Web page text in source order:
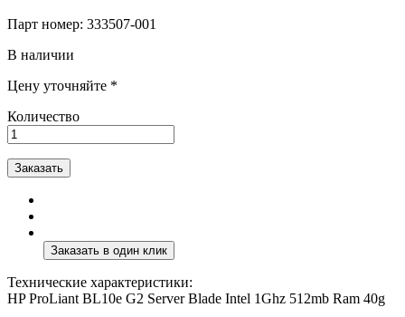
Парт номер: 333507-001
В наличии
Цену уточняйте *
Количество
Заказать
Технические характеристики:
HP ProLiant BL10e G2 Server Blade Intel 1Ghz 512mb Ram 40g